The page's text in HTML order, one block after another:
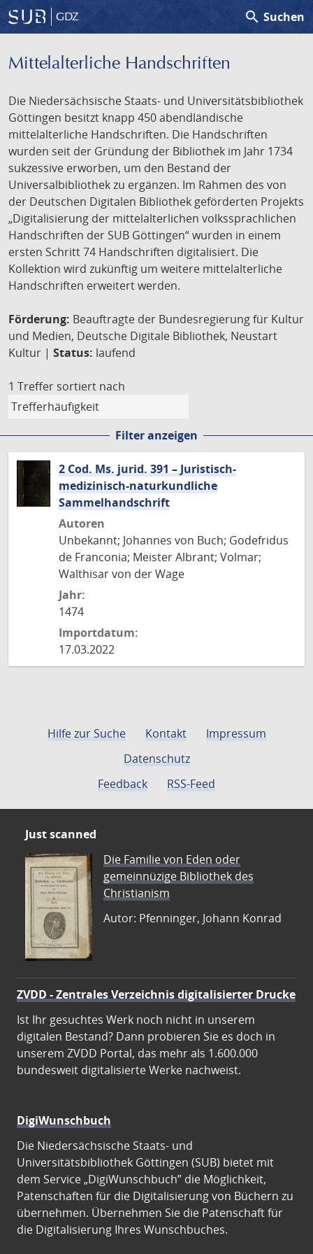
GDZ search Suchen
Mittelalterliche Handschriften
Die Niedersächsische Staats- und Universitätsbibliothek
Göttingen besitzt knapp 450 abendländische
mittelalterliche Handschriften. Die Handschriften
wurden seit der Gründung der Bibliothek im Jahr 1734
sukzessive erworben, um den Bestand der
Universalbibliothek zu ergänzen. Im Rahmen des von
der Deutschen Digitalen Bibliothek geförderten Projekts
„Digitalisierung der mittelalterlichen volkssprachlichen
Handschriften der SUB Göttingen“ wurden in einem
ersten Schritt 74 Handschriften digitalisiert. Die
Kollektion wird zukünftig um weitere mittelalterliche
Handschriften erweitert werden.
Förderung: Beauftragte der Bundesregierung für Kultur
und Medien, Deutsche Digitale Bibliothek, Neustart
Kultur | Status: laufend
1 Treffer sortiert nach
Filter anzeigen
2 Cod. Ms. jurid. 391 – Juristisch-
medizinisch-naturkundliche
Sammelhandschrift
Autoren
Unbekannt; Johannes von Buch; Godefridus
de Franconia; Meister Albrant; Volmar;
Walthisar von der Wage
Jahr:
1474
Importdatum:
17.03.2022
Hilfe zur Suche Kontakt
Impressum
Datenschutz
Feedback
RSS-Feed
Just scanned
Die Familie von Eden oder
gemeinnüzige Bibliothek des
Christianism
Autor: Pfenninger, Johann Konrad
ZVDD - Zentrales Verzeichnis digitalisierter Drucke
Ist Ihr gesuchtes Werk noch nicht in unserem
digitalen Bestand? Dann probieren Sie es doch in
unserem ZVDD Portal, das mehr als 1.600.000
bundesweit digitalisierte Werke nachweist.
DigiWunschbuch
Die Niedersächsische Staats- und
Universitätsbibliothek Göttingen (SUB) bietet mit
dem Service „DigiWunschbuch” die Möglichkeit,
Patenschaften für die Digitalisierung von Büchern zu
übernehmen. Übernehmen Sie die Patenschaft für
die Digitalisierung Ihres Wunschbuches.